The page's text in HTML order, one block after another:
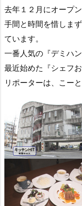
去年１２月にオープ
手間と時間を惜しま
ています。
一番人気の『デミハ
最近始めた『シェフ
リポーターは、こーと